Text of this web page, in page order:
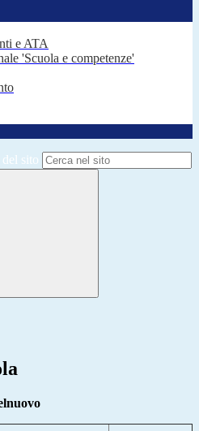
e ATA
'Scuola e competenze'
sito